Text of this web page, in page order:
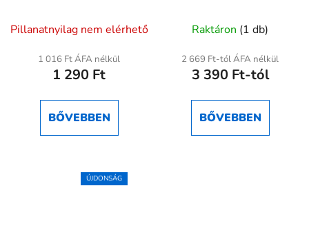
termék
átlagos
értékelése
ből
Pillanatnyilag nem elérhető
1 016 Ft ÁFA nélkül
1 290 Ft
BŐVEBBEN
180° állítható
Raktáron (1 db)
2 669 Ft-tól ÁFA nélkül
3 390 Ft-tól
BŐVEBBEN
ÚJDONSÁG